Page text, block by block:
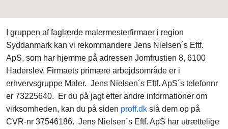
I gruppen af faglærde malermesterfirmaer i region
Syddanmark kan vi rekommandere Jens Nielsen´s Eftf.
ApS, som har hjemme på adressen Jomfrustien 8, 6100
Haderslev. Firmaets primære arbejdsområde er i
erhvervsgruppe Maler. Jens Nielsen´s Eftf. ApS´s telefonnr
er 73225640. Er du på jagt efter andre informationer om
virksomheden, kan du på siden proff.dk slå dem op på
CVR-nr 37546186. Jens Nielsen´s Eftf. ApS har utrættelige